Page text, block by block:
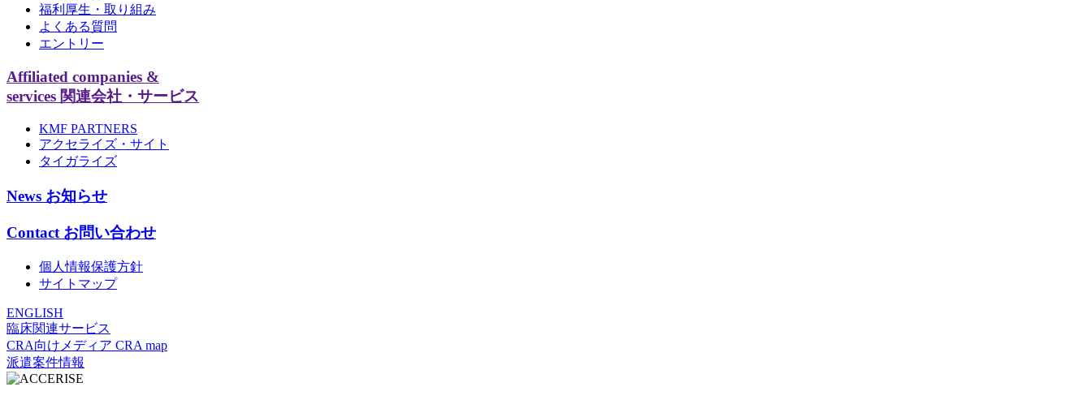
福利厚生・取り組み
よくある質問
エントリー
Affiliated companies &
services 関連会社・サービス
KMF PARTNERS
アクセライズ・サイト
タイガライズ
News お知らせ
Contact お問い合わせ
個人情報保護方針
サイトマップ
ENGLISH
臨床関連サービス
CRA向けメディア CRA map
派遣案件情報